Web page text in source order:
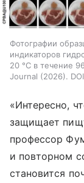
Фотографии
индикаторов
20 °C в течение
Journal (2026).
«Интересно,
защищает
профессор
и повторном
становится